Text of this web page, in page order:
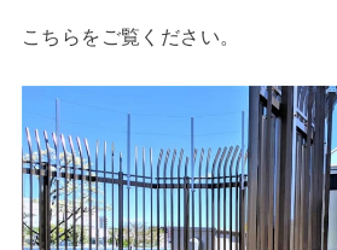
こちらをご覧ください。